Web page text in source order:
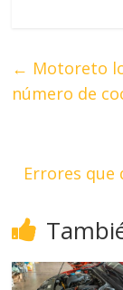
← Motoreto
número de
Errores que